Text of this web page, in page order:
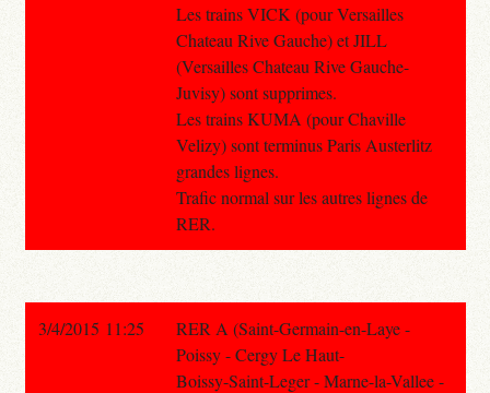
Les trains VICK (pour Versailles
Chateau Rive Gauche) et JILL
(Versailles Chateau Rive Gauche-
Juvisy) sont supprimes.
Les trains KUMA (pour Chaville
Velizy) sont terminus Paris Austerlitz
grandes lignes.
Trafic normal sur les autres lignes de
RER.
3/4/2015 11:25
RER A (Saint-Germain-en-Laye -
Poissy - Cergy Le Haut-
Boissy-Saint-Leger - Marne-la-Vallee -